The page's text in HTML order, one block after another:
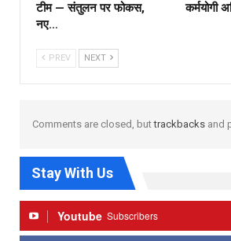
टीम — संतुलन पर फोकस,
नए…
कर्मयोगी
PREV NEXT
Comments are closed, buttrackbacksand
Stay With Us
Youtube Subscribers